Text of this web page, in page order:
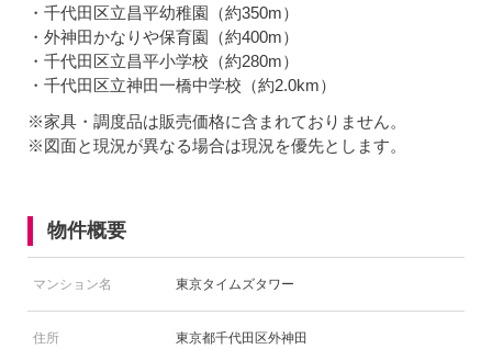
・千代田区立昌平幼稚園（約350m）
・外神田かなりや保育園（約400m）
・千代田区立昌平小学校（約280m）
・千代田区立神田一橋中学校（約2.0km）
※家具・調度品は販売価格に含まれておりません。
※図面と現況が異なる場合は現況を優先とします。
物件概要
マンション名 東京タイムズタワー
住所 東京都千代田区外神田